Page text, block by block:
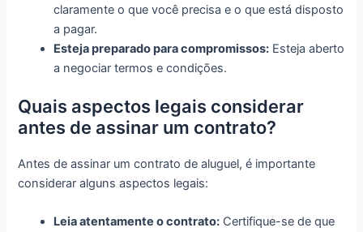
claramente o que você precisa e o que está disposto
a pagar.
Esteja preparado para compromissos: Esteja aberto
a negociar termos e condições.
Quais aspectos legais considerar
antes de assinar um contrato?
Antes de assinar um contrato de aluguel, é importante
considerar alguns aspectos legais:
Leia atentamente o contrato: Certifique-se de que